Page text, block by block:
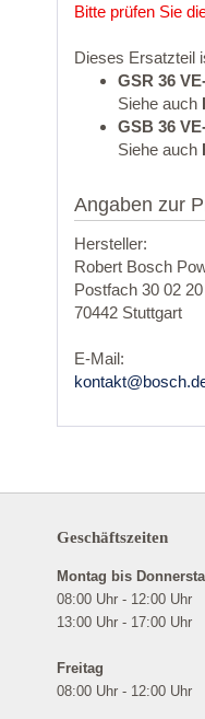
Bitte prüfen Sie
Dieses Ersatzteil
GSR 36
Siehe auch
GSB 36
Siehe auch
Angaben zur
Hersteller:
Robert Bosch
Postfach 30 02 20
70442 Stuttgart
E-Mail:
Geschäftszeiten
Montag bis
08:00 Uhr - 12:00 Uhr
13:00 Uhr - 17:00 Uhr
Freitag
08:00 Uhr - 12:00 Uhr